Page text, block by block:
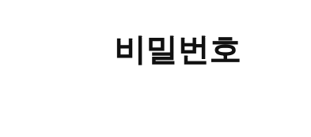
비밀번호